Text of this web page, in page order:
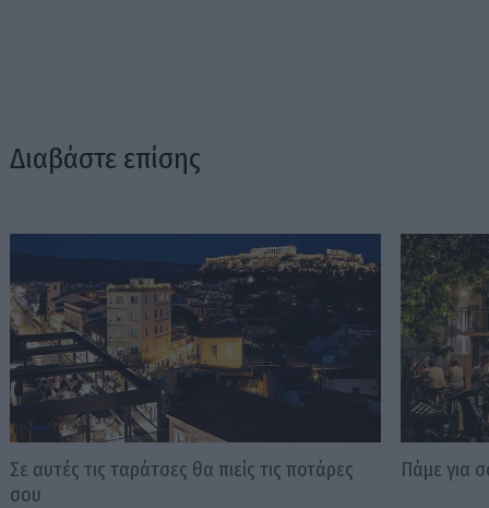
Διαβάστε επίσης
Σε αυτές τις ταράτσες θα πιείς τις ποτάρες
σου
Πάμε για